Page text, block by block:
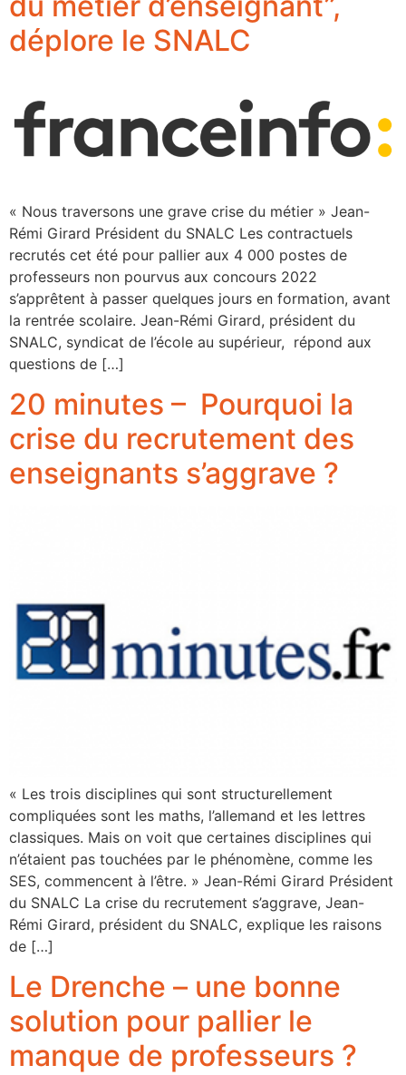
déplore le SNALC
« Nous traversons une grave crise du métier » Jean-
Rémi Girard Président du SNALC Les contractuels
recrutés cet été pour pallier aux 4 000 postes de
professeurs non pourvus aux concours 2022
s’apprêtent à passer quelques jours en formation, avant
la rentrée scolaire. Jean-Rémi Girard, président du
SNALC, syndicat de l’école au supérieur, répond aux
questions de […]
20 minutes – Pourquoi la
crise du recrutement des
enseignants s’aggrave ?
« Les trois disciplines qui sont structurellement
compliquées sont les maths, l’allemand et les lettres
classiques. Mais on voit que certaines disciplines qui
n’étaient pas touchées par le phénomène, comme les
SES, commencent à l’être. » Jean-Rémi Girard Président
du SNALC La crise du recrutement s’aggrave, Jean-
Rémi Girard, président du SNALC, explique les raisons
de […]
Le Drenche – une bonne
solution pour pallier le
manque de professeurs ?